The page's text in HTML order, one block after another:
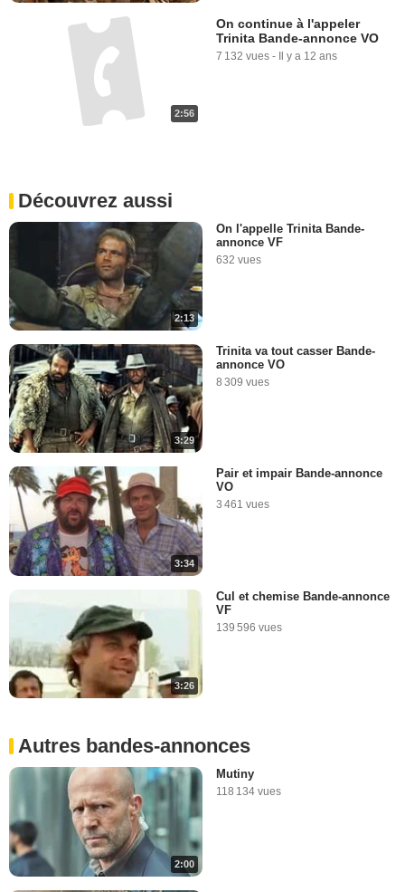
2:56
On continue à l'appeler
Trinita Bande-annonce VO
7 132 vues - Il y a 12 ans
Découvrez aussi
2:13
On l'appelle Trinita Bande-
annonce VF
632 vues
3:29
Trinita va tout casser Bande-
annonce VO
8 309 vues
3:34
Pair et impair Bande-annonce
VO
3 461 vues
3:26
Cul et chemise Bande-annonce
VF
139 596 vues
Autres bandes-annonces
2:00
Mutiny
118 134 vues